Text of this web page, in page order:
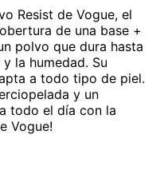
Resist de Vogue, el
de una base +
polvo que dura hasta
la humedad. Su
a todo tipo de piel.
y un
todo el día con la
Vogue!